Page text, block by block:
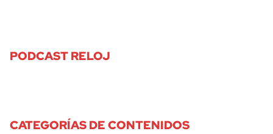
PODCAST RELOJ
CATEGORÍAS DE CONTENIDOS